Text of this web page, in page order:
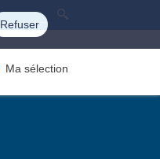
Refuser
Ma sélection